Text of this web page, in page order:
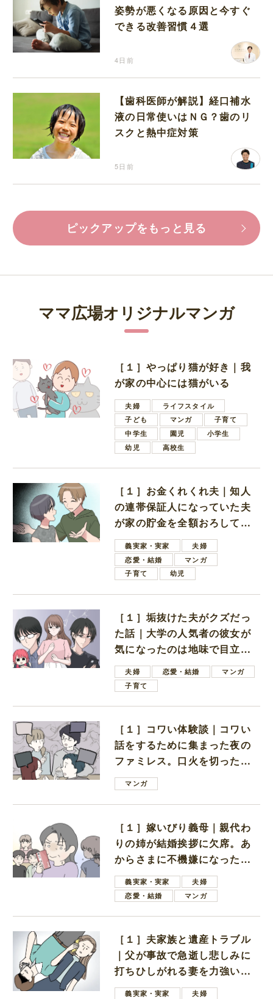
姿勢が悪くなる原因と今すぐ
できる改善習慣４選
4日前
【歯科医師が解説】経口補水
液の日常使いはＮＧ？歯のリ
スクと熱中症対策
5日前
ピックアップをもっと見る
ママ広場オリジナルマンガ
［１］やっぱり猫が好き｜我
が家の中心には猫がいる
夫婦
ライフスタイル
子ども
マンガ
子育て
中学生
園児
小学生
幼児
高校生
［１］お金くれくれ夫｜知人
の連帯保証人になっていた夫
が家の貯金を全額おろしてほ
しいと言ってきた
義実家・実家
夫婦
恋愛・結婚
マンガ
子育て
幼児
［１］垢抜けた夫がクズだっ
た話｜大学の人気者の彼女が
気になったのは地味で目立た
ない男子学生
夫婦 恋愛・結婚
マンガ
子育て
［１］コワい体験談｜コワい
話をするために集まった夜の
ファミレス。口火を切ったの
は電車好きの男の子ママ
マンガ
［１］嫁いびり義母｜親代わ
りの姉が結婚挨拶に欠席。あ
からさまに不機嫌になった義
母義実家・実家
夫婦
恋愛・結婚
マンガ
［１］夫家族と遺産トラブル
｜父が事故で急逝し悲しみに
打ちひしがれる妻を力強い言
葉で励ます夫
義実家・実家
夫婦